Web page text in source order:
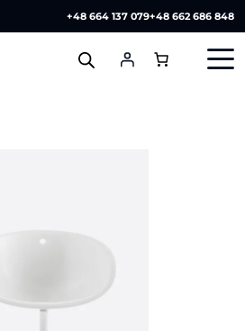
+48 664 137 079+48 662 686 848